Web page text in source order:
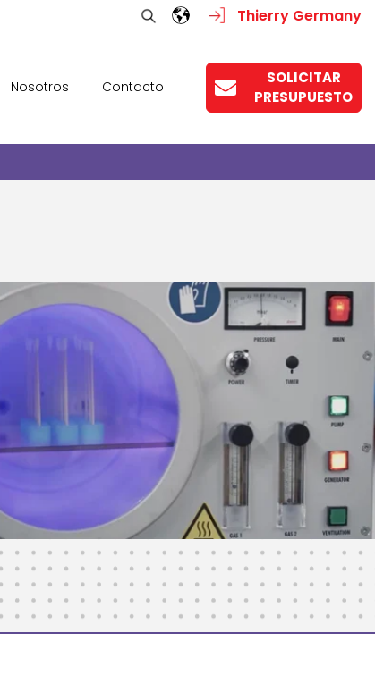
Thierry Germany
Nosotros Contacto
SOLICITAR
PRESUPUESTO